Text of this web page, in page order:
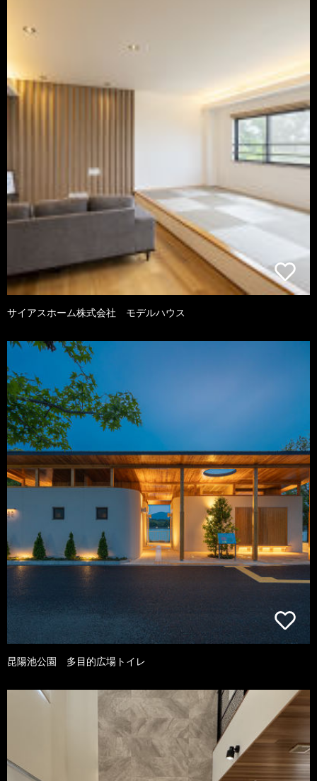
サイアスホーム株式会社 モデルハウス
昆陽池公園 多目的広場トイレ